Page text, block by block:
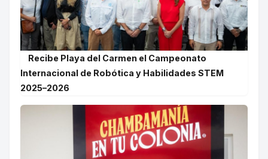
Recibe Playa del Carmen el Campeonato
Internacional de Robótica y Habilidades STEM
2025–2026